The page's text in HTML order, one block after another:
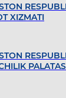
XIZMATI